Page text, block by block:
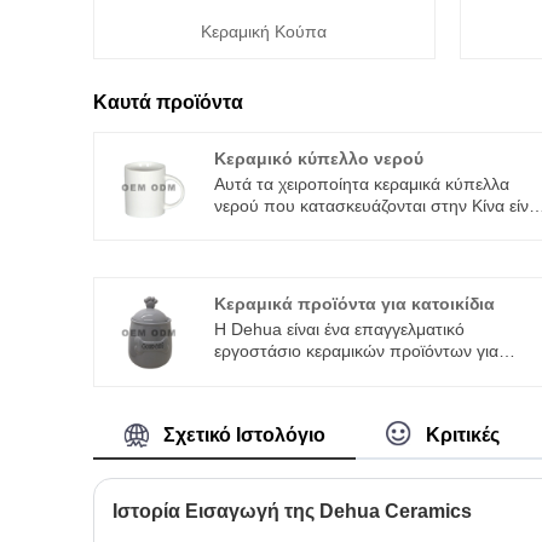
Κεραμική Κούπα
Καυτά προϊόντα
Κεραμικό κύπελλο νερού
Αυτά τα χειροποίητα κεραμικά κύπελλα
νερού που κατασκευάζονται στην Κίνα είναι
νερού είναι χειροποίητα με μέθοδο πλάκας
και δεν κατασκευάζονται στον τροχό.
Έχουν διπλωμένη άκρη και στενό πάτο.
Κεραμικά προϊόντα για κατοικίδια
Η Dehua είναι ένα επαγγελματικό
εργοστάσιο κεραμικών προϊόντων για
την προσαρμογή υψηλής ποιότητας
κεραμικών προμηθειών για κατοικίδια. Με
χρόνια ώριμη εμπειρία παραγωγής στην
κεραμική βιομηχανία, προηγμένο εξοπλισμό
παραγωγής και αυστηρό σύστημα
Σχετικό Ιστολόγιο Κριτικές
Ιστορία Εισαγωγή της Dehua Ceramics